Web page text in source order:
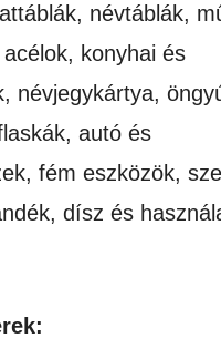
névtáblák,
konyhai és
névjegykártya,
autó és
fém eszközök,
dísz és